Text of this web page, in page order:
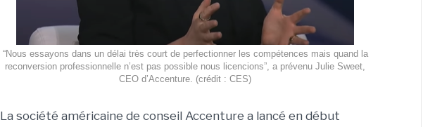
“Nous essayons dans un délai très court de perfectionner les compétences mais quand la
reconversion professionnelle n’est pas possible nous licencions”, a prévenu Julie Sweet,
CEO d’Accenture. (crédit : CES)
La société américaine de conseil Accenture a lancé en début